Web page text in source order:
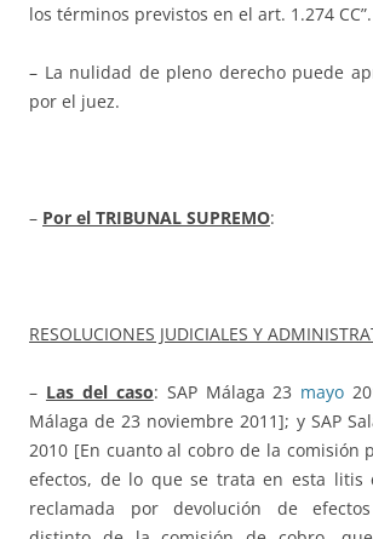
los términos previstos en el art. 1.274 CC”.
– La nulidad de pleno derecho puede
por el juez.
– Por el TRIBUNAL SUPREMO:
RESOLUCIONES JUDICIALES Y
– Las del caso: SAP Málaga 23 mayo
Málaga de 23 noviembre 2011]; y SAP
2010 [En cuanto al cobro de la comisión
efectos, de lo que se trata en esta litis
reclamada por devolución de